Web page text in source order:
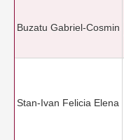
Buzatu Gabriel-Cosmin
Stan-Ivan Felicia Elena